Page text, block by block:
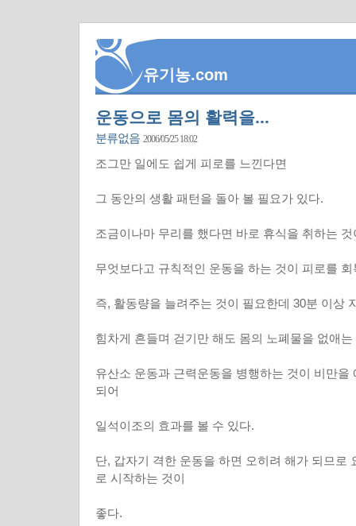
유기농.com
운동으로 몸의 활력을...
분류없음 2006/05/25 18:02
조그만 일에도 쉽게 피로를 느낀다면
그 동안의 생활 패턴을 돌아 볼 필요가 있다.
조금이나마 무리를 했다면 바로 휴식을 취하는
무엇보다고 규칙적인 운동을 하는 것이 피로를
즉, 활동량을 늘려주는 것이 필요한데 30분 이상
힘차게 흔들며 걷기만 해도 몸의 노폐물을 없애
유산소 운동과 근력운동을 병행하는 것이 비만을
되어
일석이조의 효과를 볼 수 있다.
단, 갑자기 격한 운동을 하면 오히려 해가 되므로
로 시작하는 것이
좋다.